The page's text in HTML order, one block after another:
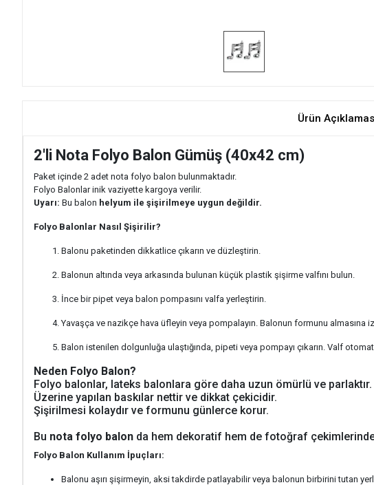
Ürün
2'li Nota Folyo Balon Gümüş (40x42 cm)
Paket içinde 2 adet nota folyo balon bulunmaktadır.
Folyo Balonlar inik vaziyette kargoya verilir.
Uyarı: Bu balon helyum ile şişirilmeye uygun değildir.
Folyo Balonlar Nasıl Şişirilir?
Balonu paketinden dikkatlice çıkarın ve düzleştirin.
Balonun altında veya arkasında bulunan küçük plastik şişirme valfını bulun.
İnce bir pipet veya balon pompasını valfa yerleştirin.
Yavaşça ve nazikçe hava üfleyin veya pompalayın. Balonun formunu almasına
Balon istenilen dolgunluğa ulaştığında, pipeti veya pompayı çıkarın. Valf
Neden Folyo Balon?
Folyo balonlar, lateks balonlara göre daha uzun ömürlü ve parlaktır.
Üzerine yapılan baskılar nettir ve dikkat çekicidir.
Şişirilmesi kolaydır ve formunu günlerce korur.
Bu nota folyo balon da hem dekoratif hem de fotoğraf
Folyo Balon Kullanım İpuçları:
Balonu aşırı şişirmeyin, aksi takdirde patlayabilir veya balonun birbirini tutan